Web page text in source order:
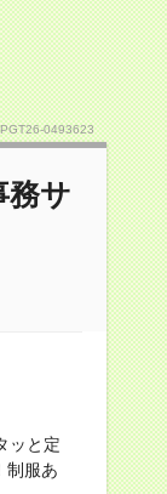
0493623
務サ
ッと定
制服あ